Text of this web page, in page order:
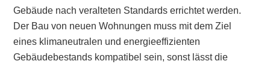
Gebäude nach veralteten Standards errichtet werden.
Der Bau von neuen Wohnungen muss mit dem Ziel
eines klimaneutralen und energieeffizienten
Gebäudebestands kompatibel sein, sonst lässt die